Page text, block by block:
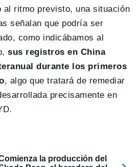
al ritmo previsto, una situación
señalan que podría ser
como indicábamos al
sus registros en China
durante los primeros
, algo que tratará de remediar
precisamente en
la producción del